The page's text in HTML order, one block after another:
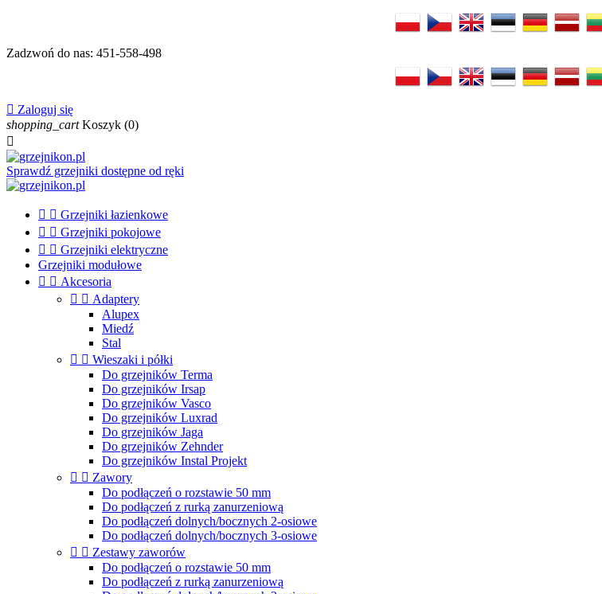
Zadzwoń do nas: 451-558-498
 Zaloguj się
shopping_cart Koszyk (0)

Sprawdź grzejniki dostępne od ręki
  Grzejniki łazienkowe
  Grzejniki pokojowe
  Grzejniki elektryczne
Grzejniki modułowe
  Akcesoria
  Adaptery
Alupex
Miedź
Stal
  Wieszaki i półki
Do grzejników Terma
Do grzejników Irsap
Do grzejników Vasco
Do grzejników Luxrad
Do grzejników Jaga
Do grzejników Zehnder
Do grzejników Instal Projekt
  Zawory
Do podłączeń o rozstawie 50 mm
Do podłączeń z rurką zanurzeniową
Do podłączeń dolnych/bocznych 2-osiowe
Do podłączeń dolnych/bocznych 3-osiowe
  Zestawy zaworów
Do podłączeń o rozstawie 50 mm
Do podłączeń z rurką zanurzeniową